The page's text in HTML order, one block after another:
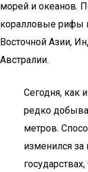
морей и океанов.
коралловые рифы
Восточной Азии,
Австралии.
Сегодня, как
редко
метров.
изменился